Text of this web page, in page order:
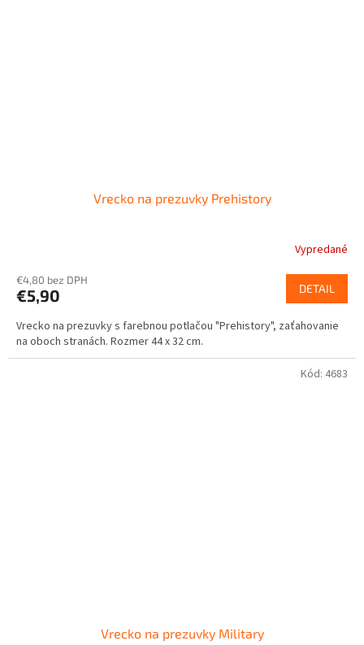
Vrecko na prezuvky Prehistory
Vypredané
€4,80 bez DPH
€5,90 DETAIL
Vrecko na prezuvky s farebnou potlačou "Prehistory", zaťahovanie
na oboch stranách. Rozmer 44 x 32 cm.
Vrecko na prezuvky Military
Kód: 4683